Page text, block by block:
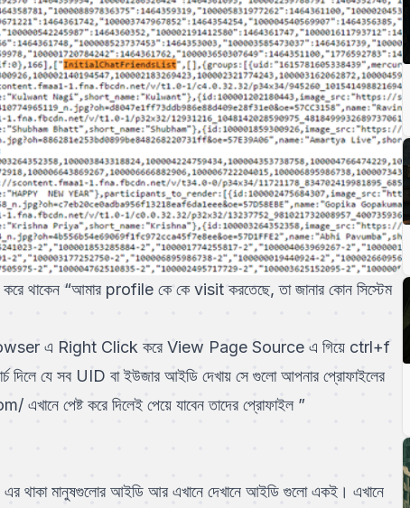
থাকেন “আমার profile কে কে visit করতেছে, তা জানার কোন সিস্টেম
এ Right Click করে View Page Source এ গিয়ে ctrl+f
যে সব UID বা ইউজার আইডি দেখায় সে গুলো আপনার প্রোফাইলের
এখানে পেষ্ট করে দিলেই পেয়ে যাবেন তাদের প্রোফাইল ”
থাকা মানুষগুলোর আইডি আর এখানে দেখানে আইডি গুলো একই। এখানে